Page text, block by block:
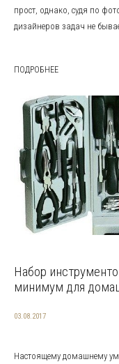
прост, однако, судя по
дизайнеров задач не
ПОДРОБНЕЕ
Набор
минимум для
03.08.2017
Настоящему домашнему